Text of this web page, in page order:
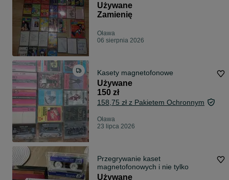
Używane
Zamienię
Oława
06 sierpnia 2026
Kasety magnetofonowe
Używane
150 zł
158,75 zł z Pakietem Ochronnym
Oława
23 lipca 2026
Przegrywanie kaset
magnetofonowych i nie tylko
Używane